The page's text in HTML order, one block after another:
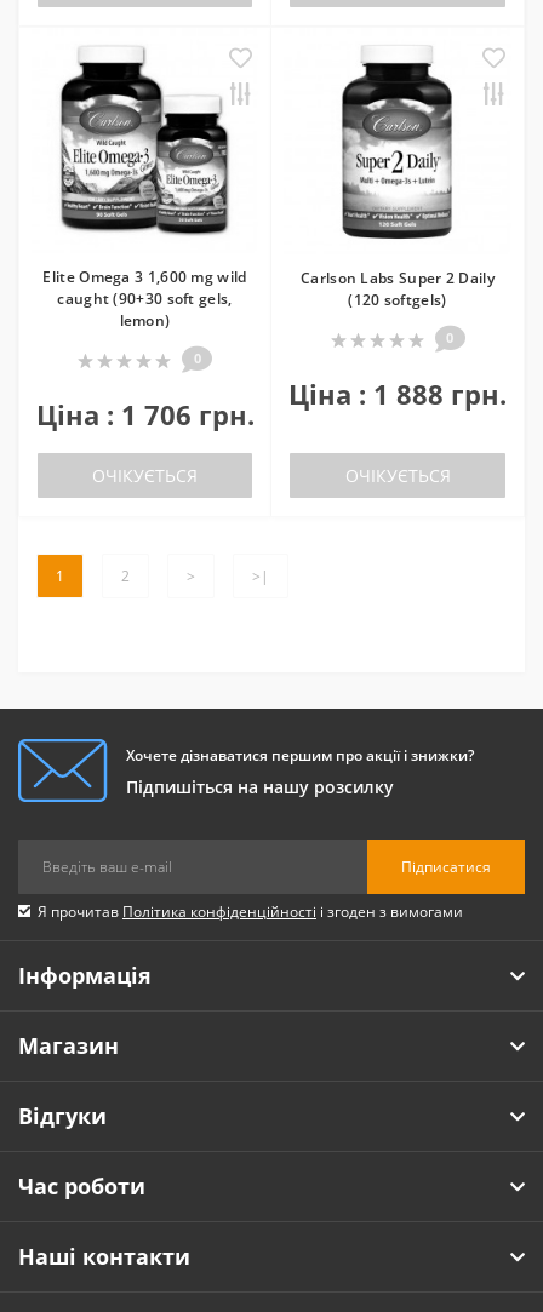
Elite Omega 3 1,600 mg wild
caught (90+30 soft gels,
lemon)
0
Ціна : 1 706 грн.
ОЧІКУЄТЬСЯ
Carlson Labs Super 2 Daily
(120 softgels)
0
Ціна : 1 888 грн.
ОЧІКУЄТЬСЯ
1 2 > >|
Хочете дізнаватися першим про акції і знижки?
Підпишіться на нашу розсилку
Підписатися
Я прочитав Політика конфіденційності і згоден з вимогами
Інформація
Магазин
Відгуки
Час роботи
Наші контакти